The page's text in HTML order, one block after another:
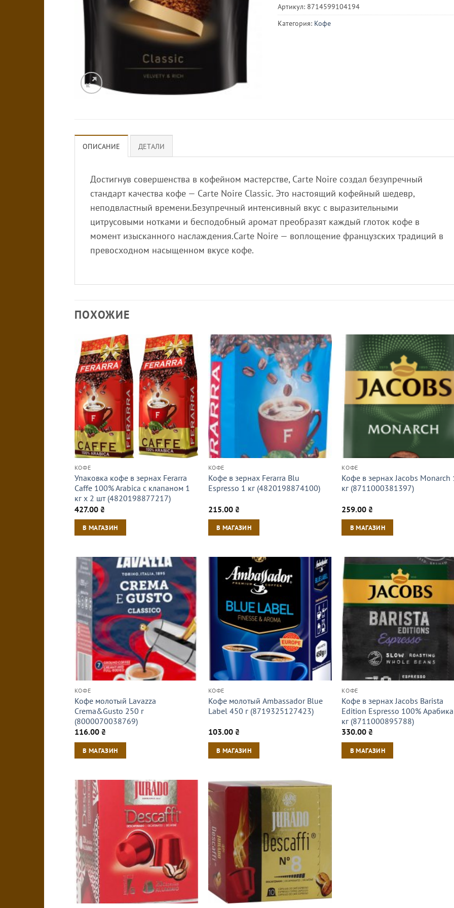
Артикул: 8714599104194
Категория: Кофе
ОПИСАНИЕ ДЕТАЛИ
Достигнув совершенства в кофейном мастерстве, Carte Noire создал безупречный
стандарт качества кофе — Carte Noire Classic. Это настоящий кофейный шедевр,
неподвластный времени.Безупречный интенсивный вкус с выразительными
цитрусовыми нотками и бесподобный аромат преобразят каждый глоток кофе в
момент изысканного наслаждения.Carte Noire — воплощение французских традиций в
превосходном насыщенном вкусе кофе.
ПОХОЖИЕ
КОФЕ
Упаковка кофе в зернах Ferarra
Caffe 100% Arabica с клапаном 1
кг х 2 шт (4820198877217)
427.00 ₴
В МАГАЗИН
КОФЕ
Кофе в зернах Ferarra Blu
Espresso 1 кг (4820198874100)
215.00 ₴
В МАГАЗИН
КОФЕ
Кофе в зернах Jacobs Monarch
кг (8711000381397)
259.00₴
В МАГАЗИН
КОФЕ
Кофе молотый Lavazza
Crema&Gusto 250 г
(8000070038769)
116.00 ₴
В МАГАЗИН
КОФЕ
Кофе молотый Ambassador Blue
Label 450 г (8719325127423)
103.00 ₴
В МАГАЗИН
КОФЕ
Кофе в зернах Jacobs Barista
Edition Espresso 100%
кг (8711000895788)
330.00₴
В МАГАЗИН